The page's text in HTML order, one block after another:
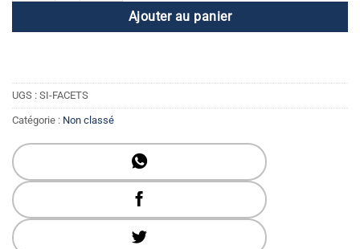
Ajouter au panier
UGS : SI-FACETS
Catégorie : Non classé